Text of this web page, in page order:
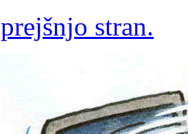
prejšnjo stran.